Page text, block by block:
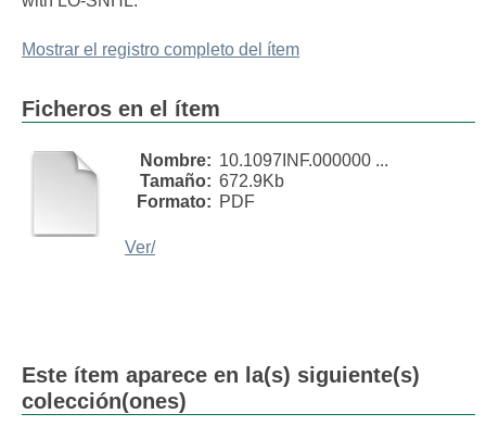
Mostrar el registro completo del ítem
Ficheros en el ítem
Nombre: 10.1097INF.000000 ...
Tamaño: 672.9Kb
Formato: PDF
Ver/
Este ítem aparece en la(s) siguiente(s)
colección(ones)